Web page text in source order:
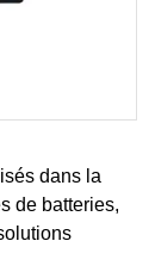
dans la
de batteries,